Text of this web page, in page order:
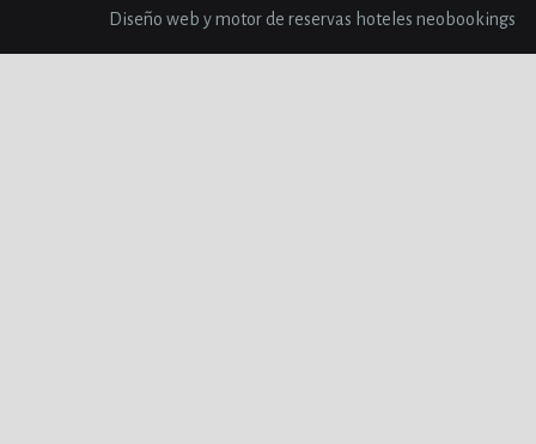
Diseño web y motor de reservas hoteles neobookings